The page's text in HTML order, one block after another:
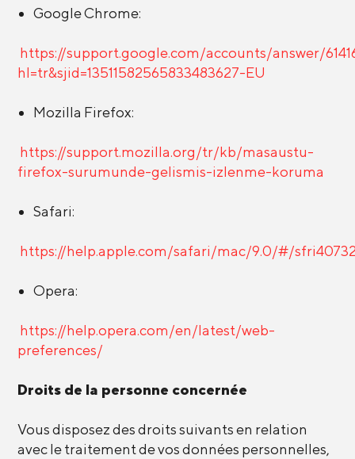
Google Chrome:
https://support.google.com/accounts/answer/
hl=tr&sjid=13511582565833483627-EU
Mozilla Firefox:
https://support.mozilla.org/tr/kb/masaustu-
firefox-surumunde-gelismis-izlenme-koruma
Safari:
https://help.apple.com/safari/mac/9.0/#/
Opera:
https://help.opera.com/en/latest/web-
preferences/
Droits de la personne concernée
Vous disposez des droits suivants en relation
avec le traitement de vos données personnelles,